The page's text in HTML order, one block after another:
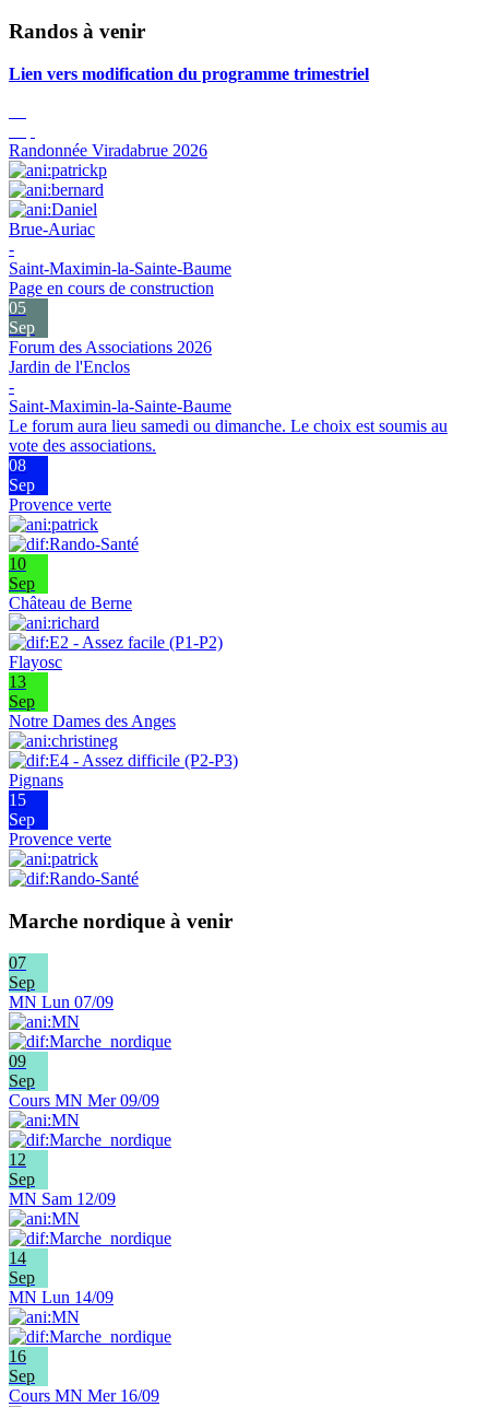
Randos à venir
Lien vers modification du programme trimestriel
Randonnée Viradabrue 2026
Brue-Auriac
-
Saint-Maximin-la-Sainte-Baume
Page en cours de construction
05
Sep
Forum des Associations 2026
Jardin de l'Enclos
-
Saint-Maximin-la-Sainte-Baume
Le forum aura lieu samedi ou dimanche. Le choix est soumis au
vote des associations.
08
Sep
Provence verte
10
Sep
Château de Berne
Flayosc
13
Sep
Notre Dames des Anges
Pignans
15
Sep
Provence verte
Marche nordique à venir
07
Sep
MN Lun 07/09
09
Sep
Cours MN Mer 09/09
12
Sep
MN Sam 12/09
14
Sep
MN Lun 14/09
16
Sep
Cours MN Mer 16/09